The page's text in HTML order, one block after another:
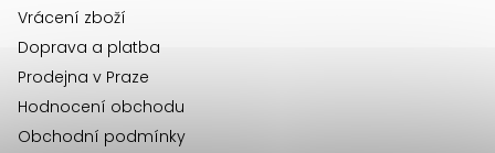
Vrácení zboží
Doprava a platba
Prodejna v Praze
Hodnocení obchodu
Obchodní podmínky